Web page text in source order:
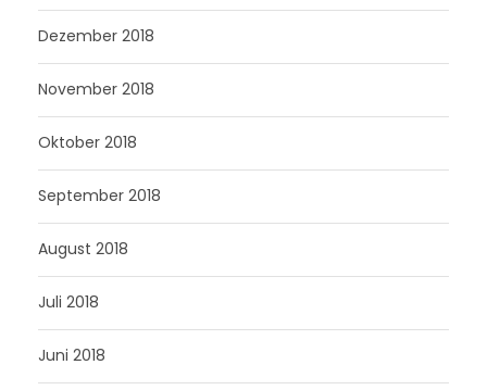
Dezember 2018
November 2018
Oktober 2018
September 2018
August 2018
Juli 2018
Juni 2018